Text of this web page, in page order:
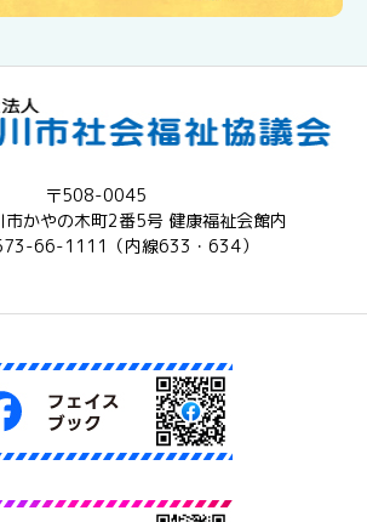
〒508-0045
市かやの木町2番5号 健康福祉会館内
66-1111（内線633・634）